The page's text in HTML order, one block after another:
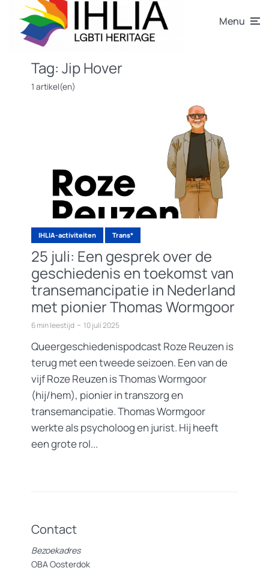
Menu
Tag: Jip Hover
1 artikel(en)
IHLIA-activiteiten Trans*
25 juli: Een gesprek over de
geschiedenis en toekomst van
transemancipatie in Nederland
met pionier Thomas Wormgoor
6 min leestijd 10 juli 2025
Queergeschiedenispodcast Roze Reuzen is
terug met een tweede seizoen. Een van de
vijf Roze Reuzen is Thomas Wormgoor
(hij/hem), pionier in transzorg en
transemancipatie. Thomas Wormgoor
werkte als psycholoog en jurist. Hij heeft
een grote rol...
Contact
Bezoekadres
OBA Oosterdok